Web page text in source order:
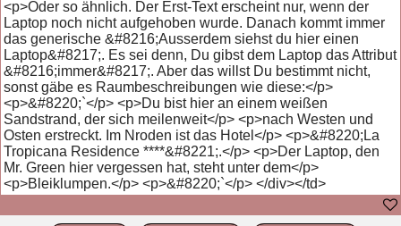
<p>Oder so ähnlich. Der Erst-Text erscheint nur, wenn der
Laptop noch nicht aufgehoben wurde. Danach kommt immer
das generische &#8216;Ausserdem siehst du hier einen
Laptop&#8217;. Es sei denn, Du gibst dem Laptop das Attribut
&#8216;immer&#8217;. Aber das willst Du bestimmt nicht,
sonst gäbe es Raumbeschreibungen wie diese:</p>
<p>&#8220;`</p> <p>Du bist hier an einem weißen
Sandstrand, der sich meilenweit</p> <p>nach Westen und
Osten erstreckt. Im Nroden ist das Hotel</p> <p>&#8220;La
Tropicana Residence ****&#8221;.</p> <p>Der Laptop, den
Mr. Green hier vergessen hat, steht unter dem</p>
<p>Bleiklumpen.</p> <p>&#8220;`</p> </div></td>